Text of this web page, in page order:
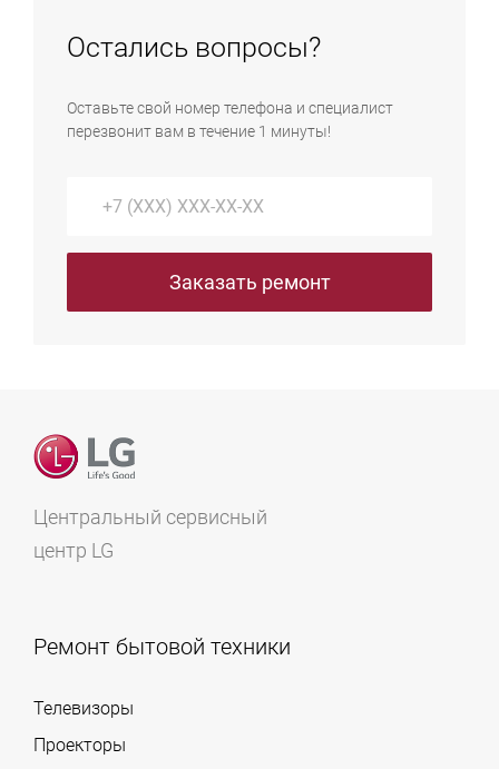
блокируют прохождение процедуры POST. В таком
при этом индикаторы питания будут гореть, а
кулеры — вращаться.
Остались вопросы?
Оставьте свой номер телефона и специалист
перезвонит вам в течение 1 минуты!
Заказать ремонт
Центральный сервисный
центр LG
Ремонт бытовой техники
Телевизоры
Проекторы